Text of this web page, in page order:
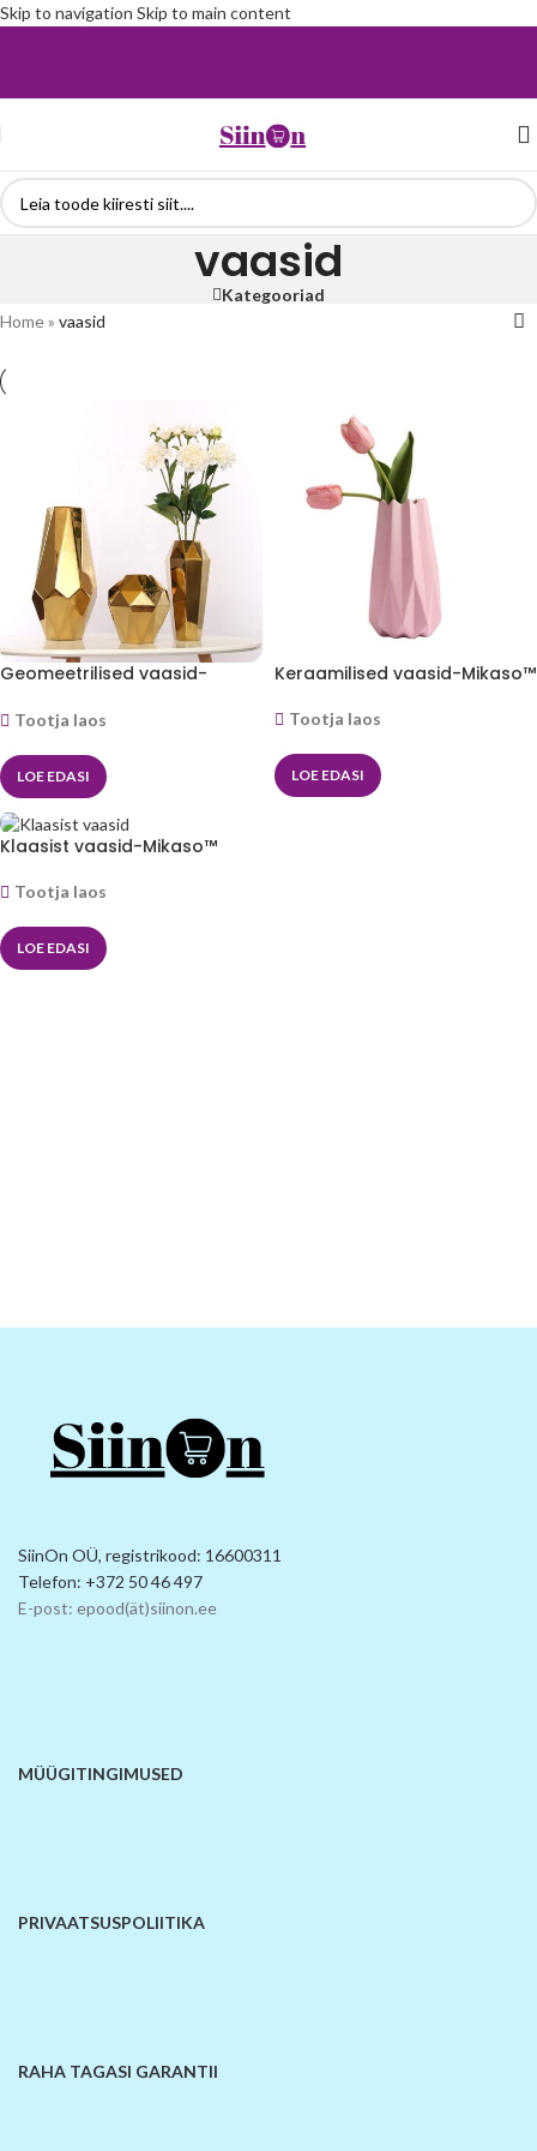
Skip to navigation Skip to main content
vaasid
Kategooriad
Home» vaasid
Geomeetrilised vaasid-
Tootja laos
LOE EDASI
Keraamilised vaasid-Mikaso™
Tootja laos
LOE EDASI
Klaasist vaasid-Mikaso™
Tootja laos
LOE EDASI
SiinOn OÜ, registrikood: 16600311
Telefon: +372 50 46 497
E-post: epood(ät)siinon.ee
MÜÜGITINGIMUSED
PRIVAATSUSPOLIITIKA
RAHA TAGASI GARANTII